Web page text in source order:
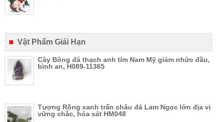
Vật Phẩm Giải Hạn
Cây Bông đá thạch anh tím Nam Mỹ giảm nhức đầu,
bình an, H089-11365
Tượng Rồng xanh trấn châu đá Lam Ngọc lớn địa vị
vững chắc, hóa sát HM048